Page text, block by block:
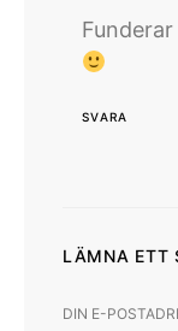
SVARA
LÄMNA ETT
DIN E-